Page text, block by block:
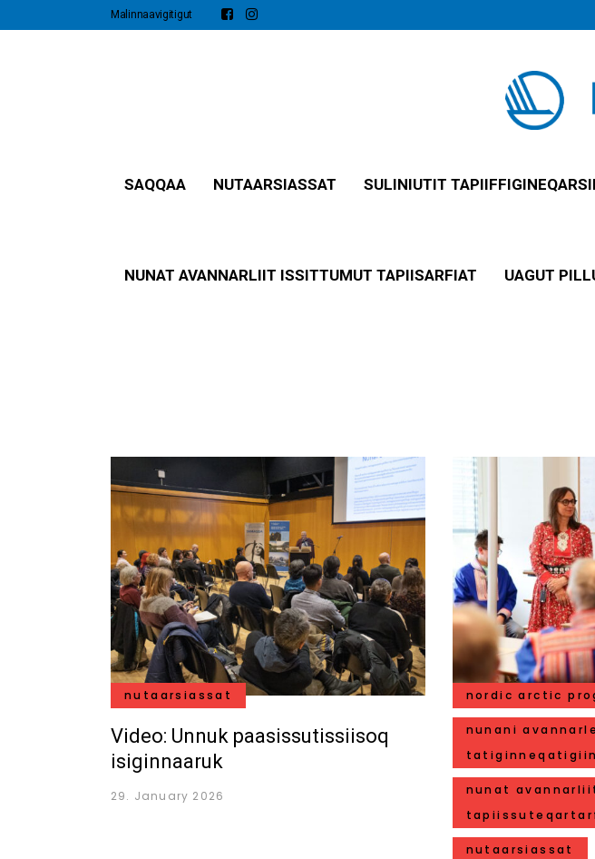
Malinnaavigitigut
SAQQAA NUTAARSIASSAT​ SULINIUTIT
NUNAT AVANNARLIIT ISSITTUMUT TAPIISARFIAT UAGUT
nutaarsiassat
Video: Unnuk paasissutissiisoq
isiginnaaruk
29. January 2026
nordic arctic
nunani
nunat
nutaarsiassat